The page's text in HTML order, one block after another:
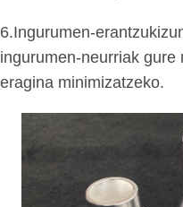
6.Ingurumen-
ingurumen-neurriak gure
eragina minimizatzeko.